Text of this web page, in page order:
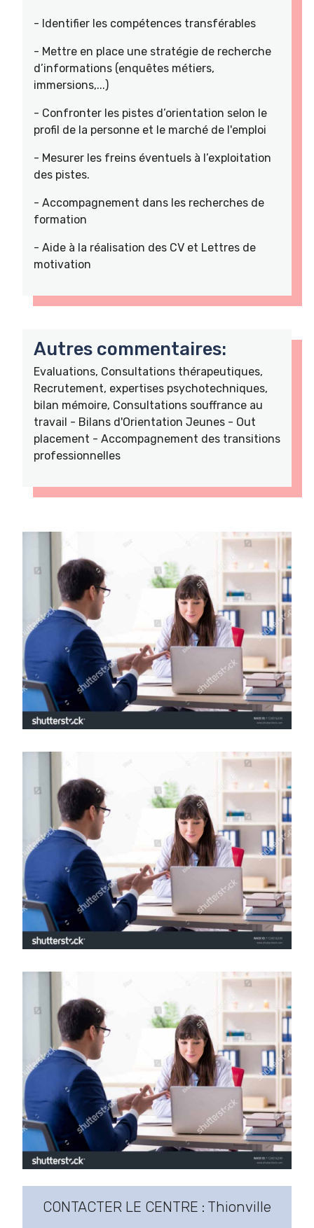
- Identifier les compétences transférables
- Mettre en place une stratégie de recherche
d’informations (enquêtes métiers,
immersions,...)
- Confronter les pistes d’orientation selon le
profil de la personne et le marché de l'emploi
- Mesurer les freins éventuels à l’exploitation
des pistes.
- Accompagnement dans les recherches de
formation
- Aide à la réalisation des CV et Lettres de
motivation
Autres commentaires:
Evaluations, Consultations thérapeutiques,
Recrutement, expertises psychotechniques,
bilan mémoire, Consultations souffrance au
travail - Bilans d'Orientation Jeunes - Out
placement - Accompagnement des transitions
professionnelles
CONTACTER LE CENTRE : Thionville